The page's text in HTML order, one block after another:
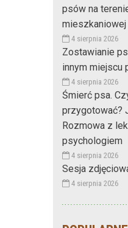
psów na
mieszkaniowej
4 sierpnia 2026
Zostawianie
innym miejscu
4 sierpnia 2026
Śmierć psa.
przygotować?
Rozmowa z
psychologiem
4 sierpnia 2026
Sesja
4 sierpnia 2026